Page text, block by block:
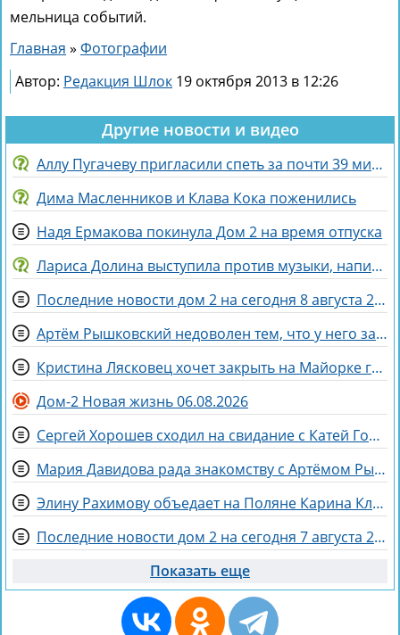
мельница событий.
Главная » Фотографии
Автор: Редакция Шлок 19 октября 2013 в 12:26
Другие новости и видео
Аллу Пугачеву пригласили спеть за почти 39 миллионов рублей
Дима Масленников и Клава Кока поженились
Надя Ермакова покинула Дом 2 на время отпуска
Лариса Долина выступила против музыки, написанной искусственным интеллектом
Последние новости дом 2 на сегодня 8 августа 2026
Артём Рышковский недоволен тем, что у него забрали баллы в конкурсе "Человек года"
Кристина Лясковец хочет закрыть на Майорке гештальт
Дом-2 Новая жизнь 06.08.2026
Сергей Хорошев сходил на свидание с Катей Гориной
Мария Давидова рада знакомству с Артёмом Рышковским на доме 2
Элину Рахимову объедает на Поляне Карина Клочкова
Последние новости дом 2 на сегодня 7 августа 2026
Показать еще